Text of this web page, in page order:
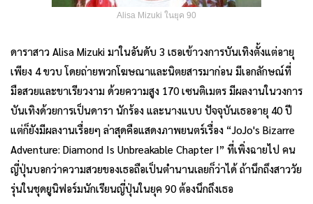
Alisa Mizuki ในยุค 90
ดาราสาว Alisa Mizuki มาในอันดับ 3 เธอเข้าวงการบันเทิงตั้งแต่อายุ
เพียง 4 ขวบ โดยถ่ายพวกโฆษณาและนิตยสารมาก่อน มีเอกลักษณ์ที่
มือสวยและขาเรียวงาม ด้วยความสูง 170 เซนติเมตร มีผลงานในวงการ
บันเทิงด้วยการเป็นดารา นักร้อง และนางแบบ ปัจจุบันเธออายุ 40 ปี
แต่ก็ยังมีผลงานเรื่อยๆ ล่าสุดคือแสดงภาพยนตร์เรื่อง “JoJo's Bizarre
Adventure: Diamond Is Unbreakable Chapter I” ที่เพิ่งฉายไป คน
ญี่ปุ่นบอกว่าความสวยของเธอถือเป็นตำนานเลยก็ว่าได้ ถ้านึกถึงสาววัย
รุ่นในชุดยูนิฟอร์มนักเรียนญี่ปุ่นในยุค 90 ต้องนึกถึงเธอ